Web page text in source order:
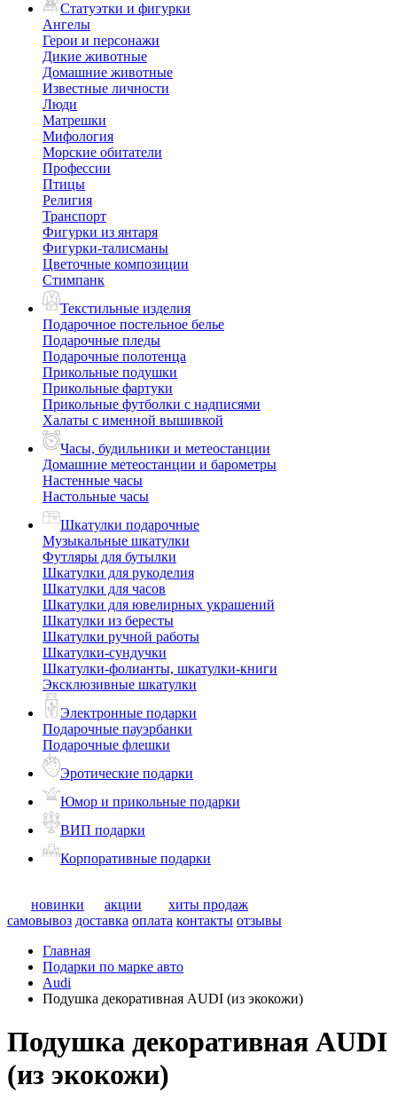
Статуэтки и фигурки
Ангелы
Герои и персонажи
Дикие животные
Домашние животные
Известные личности
Люди
Матрешки
Мифология
Морские обитатели
Профессии
Птицы
Религия
Транспорт
Фигурки из янтаря
Фигурки-талисманы
Цветочные композиции
Стимпанк
Текстильные изделия
Подарочное постельное белье
Подарочные пледы
Подарочные полотенца
Прикольные подушки
Прикольные фартуки
Прикольные футболки с надписями
Халаты с именной вышивкой
Часы, будильники и метеостанции
Домашние метеостанции и барометры
Настенные часы
Настольные часы
Шкатулки подарочные
Музыкальные шкатулки
Футляры для бутылки
Шкатулки для рукоделия
Шкатулки для часов
Шкатулки для ювелирных украшений
Шкатулки из бересты
Шкатулки ручной работы
Шкатулки-сундучки
Шкатулки-фолианты, шкатулки-книги
Эксклюзивные шкатулки
Электронные подарки
Подарочные пауэрбанки
Подарочные флешки
Эротические подарки
Юмор и прикольные подарки
ВИП подарки
Корпоративные подарки
новинки акции
хиты продаж
самовывоз доставка оплата контакты отзывы
Главная
Подарки по марке авто
Audi
Подушка декоративная AUDI (из экокожи)
Подушка декоративная AUDI
(из экокожи)